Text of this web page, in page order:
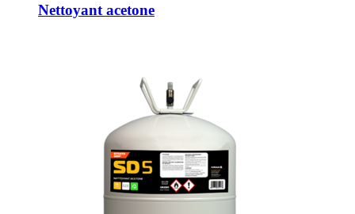
Nettoyant acetone